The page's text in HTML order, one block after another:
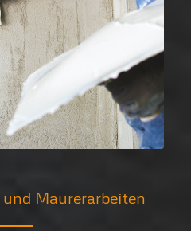
Maurerarbeiten